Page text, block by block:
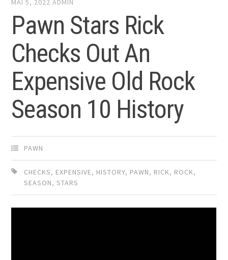
MAI 5, 2022 ADMIN
Pawn Stars Rick
Checks Out An
Expensive Old Rock
Season 10 History
PAWN
CHECKS, EXPENSIVE, HISTORY, PAWN, RICK, ROCK,
SEASON,STARS